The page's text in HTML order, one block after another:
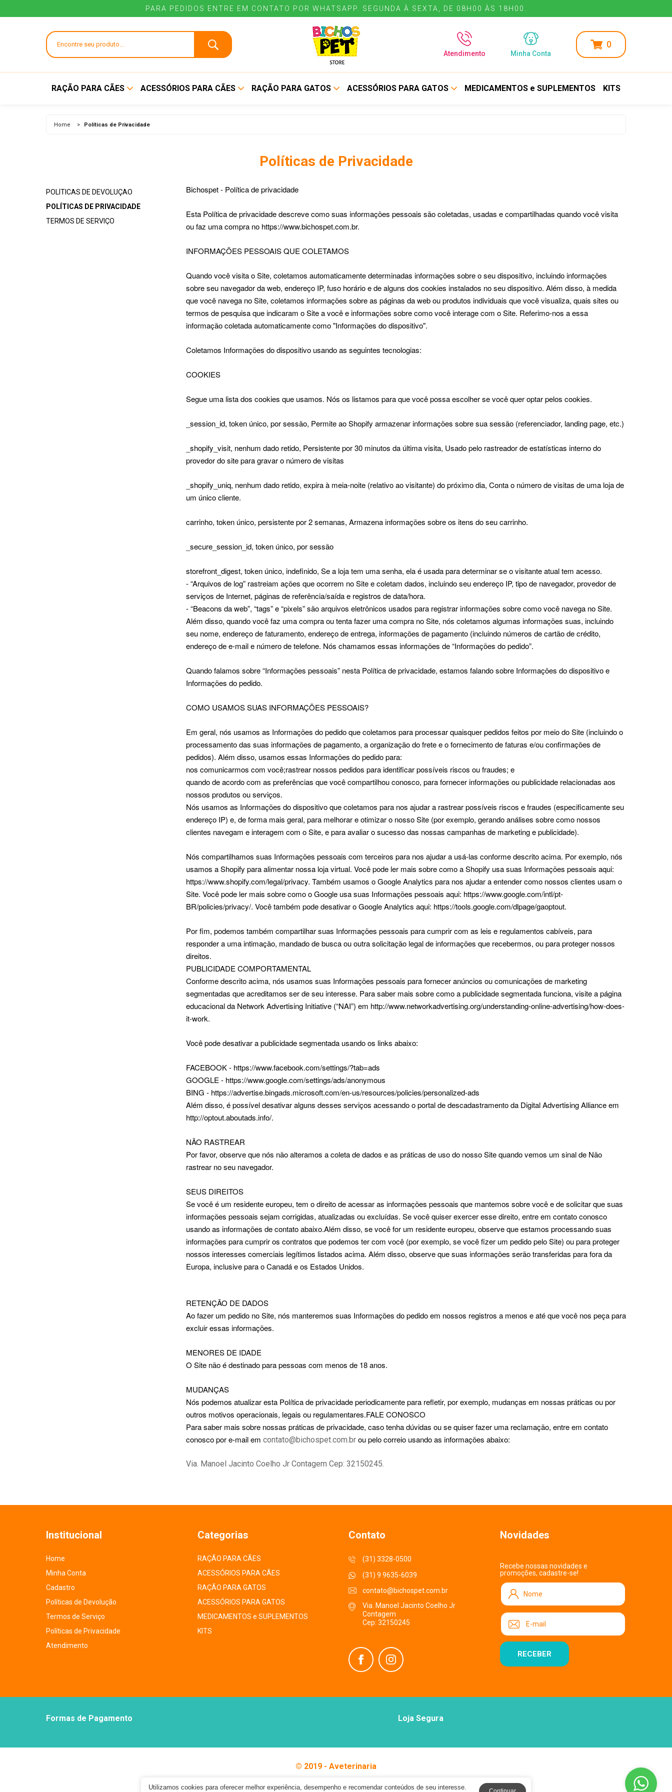
PARA PEDIDOS ENTRE EM CONTATO POR WHATSAPP. SEGUNDA À SEXTA, DE 08H00 ÀS 18H00.
Atendimento Minha Conta
0
RAÇÃO PARA CÃES
ALIMENTO SECO
ACESSÓRIOS PARA CÃES
CUIDADOS E HIGIENE
RAÇÃO PARA GATOS ACESSÓRIOS PARA GATOS
CUIDADOS E HIGIENE
MEDICAMENTOS e SUPLEMENTOS KITS
Home > Políticas de Privacidade
Políticas de Privacidade
POLÍTICAS DE DEVOLUÇÃO
POLÍTICAS DE PRIVACIDADE
TERMOS DE SERVIÇO
Bichospet - Política de privacidade
Esta Política de privacidade descreve como suas informações pessoais são coletadas, usadas e compartilhadas quando você visita
ou faz uma compra no https://www.bichospet.com.br.
INFORMAÇÕES PESSOAIS QUE COLETAMOS
Quando você visita o Site, coletamos automaticamente determinadas informações sobre o seu dispositivo, incluindo informações
sobre seu navegador da web, endereço IP, fuso horário e de alguns dos cookies instalados no seu dispositivo. Além disso, à medida
que você navega no Site, coletamos informações sobre as páginas da web ou produtos individuais que você visualiza, quais sites ou
termos de pesquisa que indicaram o Site a você e informações sobre como você interage com o Site. Referimo-nos a essa
informação coletada automaticamente como "Informações do dispositivo".
Coletamos Informações do dispositivo usando as seguintes tecnologias:
COOKIES
Segue uma lista dos cookies que usamos. Nós os listamos para que você possa escolher se você quer optar pelos cookies.
_session_id, token único, por sessão, Permite ao Shopify armazenar informações sobre sua sessão (referenciador, landing page, etc.)
_shopify_visit, nenhum dado retido, Persistente por 30 minutos da última visita, Usado pelo rastreador de estatísticas interno do
provedor do site para gravar o número de visitas
_shopify_uniq, nenhum dado retido, expira à meia-noite (relativo ao visitante) do próximo dia, Conta o número de visitas de uma loja de
um único cliente.
carrinho, token único, persistente por 2 semanas, Armazena informações sobre os itens do seu carrinho.
_secure_session_id, token único, por sessão
storefront_digest, token único, indefinido, Se a loja tem uma senha, ela é usada para determinar se o visitante atual tem acesso.
- “Arquivos de log” rastreiam ações que ocorrem no Site e coletam dados, incluindo seu endereço IP, tipo de navegador, provedor de
serviços de Internet, páginas de referência/saída e registros de data/hora.
- “Beacons da web”, “tags” e “pixels” são arquivos eletrônicos usados para registrar informações sobre como você navega no Site.
Além disso, quando você faz uma compra ou tenta fazer uma compra no Site, nós coletamos algumas informações suas, incluindo
seu nome, endereço de faturamento, endereço de entrega, informações de pagamento (incluindo números de cartão de crédito,
endereço de e-mail e número de telefone. Nós chamamos essas informações de “Informações do pedido”.
Quando falamos sobre “Informações pessoais” nesta Política de privacidade, estamos falando sobre Informações do dispositivo e
Informações do pedido.
COMO USAMOS SUAS INFORMAÇÕES PESSOAIS?
Em geral, nós usamos as Informações do pedido que coletamos para processar quaisquer pedidos feitos por meio do Site (incluindo o
processamento das suas informações de pagamento, a organização do frete e o fornecimento de faturas e/ou confirmações de
pedidos). Além disso, usamos essas Informações do pedido para:
nos comunicarmos com você;rastrear nossos pedidos para identificar possíveis riscos ou fraudes; e
quando de acordo com as preferências que você compartilhou conosco, para fornecer informações ou publicidade relacionadas aos
nossos produtos ou serviços.
Nós usamos as Informações do dispositivo que coletamos para nos ajudar a rastrear possíveis riscos e fraudes (especificamente seu
endereço IP) e, de forma mais geral, para melhorar e otimizar o nosso Site (por exemplo, gerando análises sobre como nossos
clientes navegam e interagem com o Site, e para avaliar o sucesso das nossas campanhas de marketing e publicidade).
Nós compartilhamos suas Informações pessoais com terceiros para nos ajudar a usá-las conforme descrito acima. Por exemplo, nós
usamos a Shopify para alimentar nossa loja virtual. Você pode ler mais sobre como a Shopify usa suas Informações pessoais aqui:
https://www.shopify.com/legal/privacy. Também usamos o Google Analytics para nos ajudar a entender como nossos clientes usam o
Site. Você pode ler mais sobre como o Google usa suas Informações pessoais aqui: https://www.google.com/intl/pt-
BR/policies/privacy/. Você também pode desativar o Google Analytics aqui: https://tools.google.com/dlpage/gaoptout.
Por fim, podemos também compartilhar suas Informações pessoais para cumprir com as leis e regulamentos cabíveis, para
responder a uma intimação, mandado de busca ou outra solicitação legal de informações que recebermos, ou para proteger nossos
direitos.
PUBLICIDADE COMPORTAMENTAL
Conforme descrito acima, nós usamos suas Informações pessoais para fornecer anúncios ou comunicações de marketing
segmentadas que acreditamos ser de seu interesse. Para saber mais sobre como a publicidade segmentada funciona, visite a página
educacional da Network Advertising Initiative (“NAI”) em http://www.networkadvertising.org/understanding-online-advertising/how-does-
it-work.
Você pode desativar a publicidade segmentada usando os links abaixo:
FACEBOOK - https://www.facebook.com/settings/?tab=ads
GOOGLE - https://www.google.com/settings/ads/anonymous
BING - https://advertise.bingads.microsoft.com/en-us/resources/policies/personalized-ads
Além disso, é possível desativar alguns desses serviços acessando o portal de descadastramento da Digital Advertising Alliance em
http://optout.aboutads.info/.
NÃO RASTREAR
Por favor, observe que nós não alteramos a coleta de dados e as práticas de uso do nosso Site quando vemos um sinal de Não
rastrear no seu navegador.
SEUS DIREITOS
Se você é um residente europeu, tem o direito de acessar as informações pessoais que mantemos sobre você e de solicitar que suas
informações pessoais sejam corrigidas, atualizadas ou excluídas. Se você quiser exercer esse direito, entre em contato conosco
usando as informações de contato abaixo.Além disso, se você for um residente europeu, observe que estamos processando suas
informações para cumprir os contratos que podemos ter com você (por exemplo, se você fizer um pedido pelo Site) ou para proteger
nossos interesses comerciais legítimos listados acima. Além disso, observe que suas informações serão transferidas para fora da
Europa, inclusive para o Canadá e os Estados Unidos.
RETENÇÃO DE DADOS
Ao fazer um pedido no Site, nós manteremos suas Informações do pedido em nossos registros a menos e até que você nos peça para
excluir essas informações.
MENORES DE IDADE
O Site não é destinado para pessoas com menos de 18 anos.
MUDANÇAS
Nós podemos atualizar esta Política de privacidade periodicamente para refletir, por exemplo, mudanças em nossas práticas ou por
outros motivos operacionais, legais ou regulamentares.FALE CONOSCO
Para saber mais sobre nossas práticas de privacidade, caso tenha dúvidas ou se quiser fazer uma reclamação, entre em contato
conosco por e-mail em contato@bichospet.com.br ou pelo correio usando as informações abaixo:
Via. Manoel Jacinto Coelho Jr Contagem Cep: 32150245.
Institucional
Home
Minha Conta
Cadastro
Políticas de Devolução
Termos de Serviço
Políticas de Privacidade
Atendimento
Categorias
RAÇÃO PARA CÃES
ACESSÓRIOS PARA CÃES
RAÇÃO PARA GATOS
ACESSÓRIOS PARA GATOS
MEDICAMENTOS e SUPLEMENTOS
KITS
Contato
(31) 3328-0500
(31) 9 9635-6039
contato@bichospet.com.br
Via. Manoel Jacinto Coelho Jr
Contagem
Cep: 32150245
Novidades
Recebe nossas novidades e
promoções, cadastre-se!
Formas de Pagamento Loja Segura
© 2019 - Aveterinaria
A Veterinária Distribuidora LTDA, CNPJ: 42.940.676/0001-05
Utilizamos cookies para oferecer melhor experiência, desempenho e recomendar conteúdos de seu interesse.